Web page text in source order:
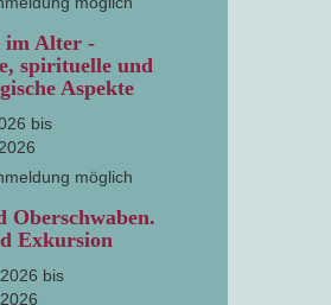
im Alter -
spirituelle und
Aspekte
bis
möglich
Oberschwaben.
Exkursion
bis